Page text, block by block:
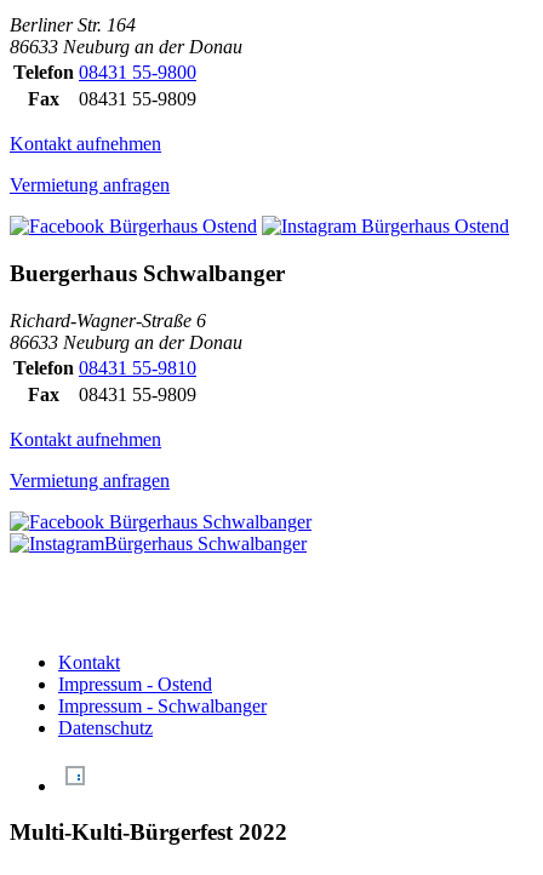
Berliner Str. 164
86633 Neuburg an der Donau
Telefon 08431 55-9800
Fax
08431 55-9809
Kontakt aufnehmen
Vermietung anfragen
Buergerhaus Schwalbanger
Richard-Wagner-Straße 6
86633 Neuburg an der Donau
Telefon 08431 55-9810
Fax
08431 55-9809
Kontakt aufnehmen
Vermietung anfragen
Kontakt
Impressum - Ostend
Impressum - Schwalbanger
Datenschutz
Multi-Kulti-Bürgerfest 2022